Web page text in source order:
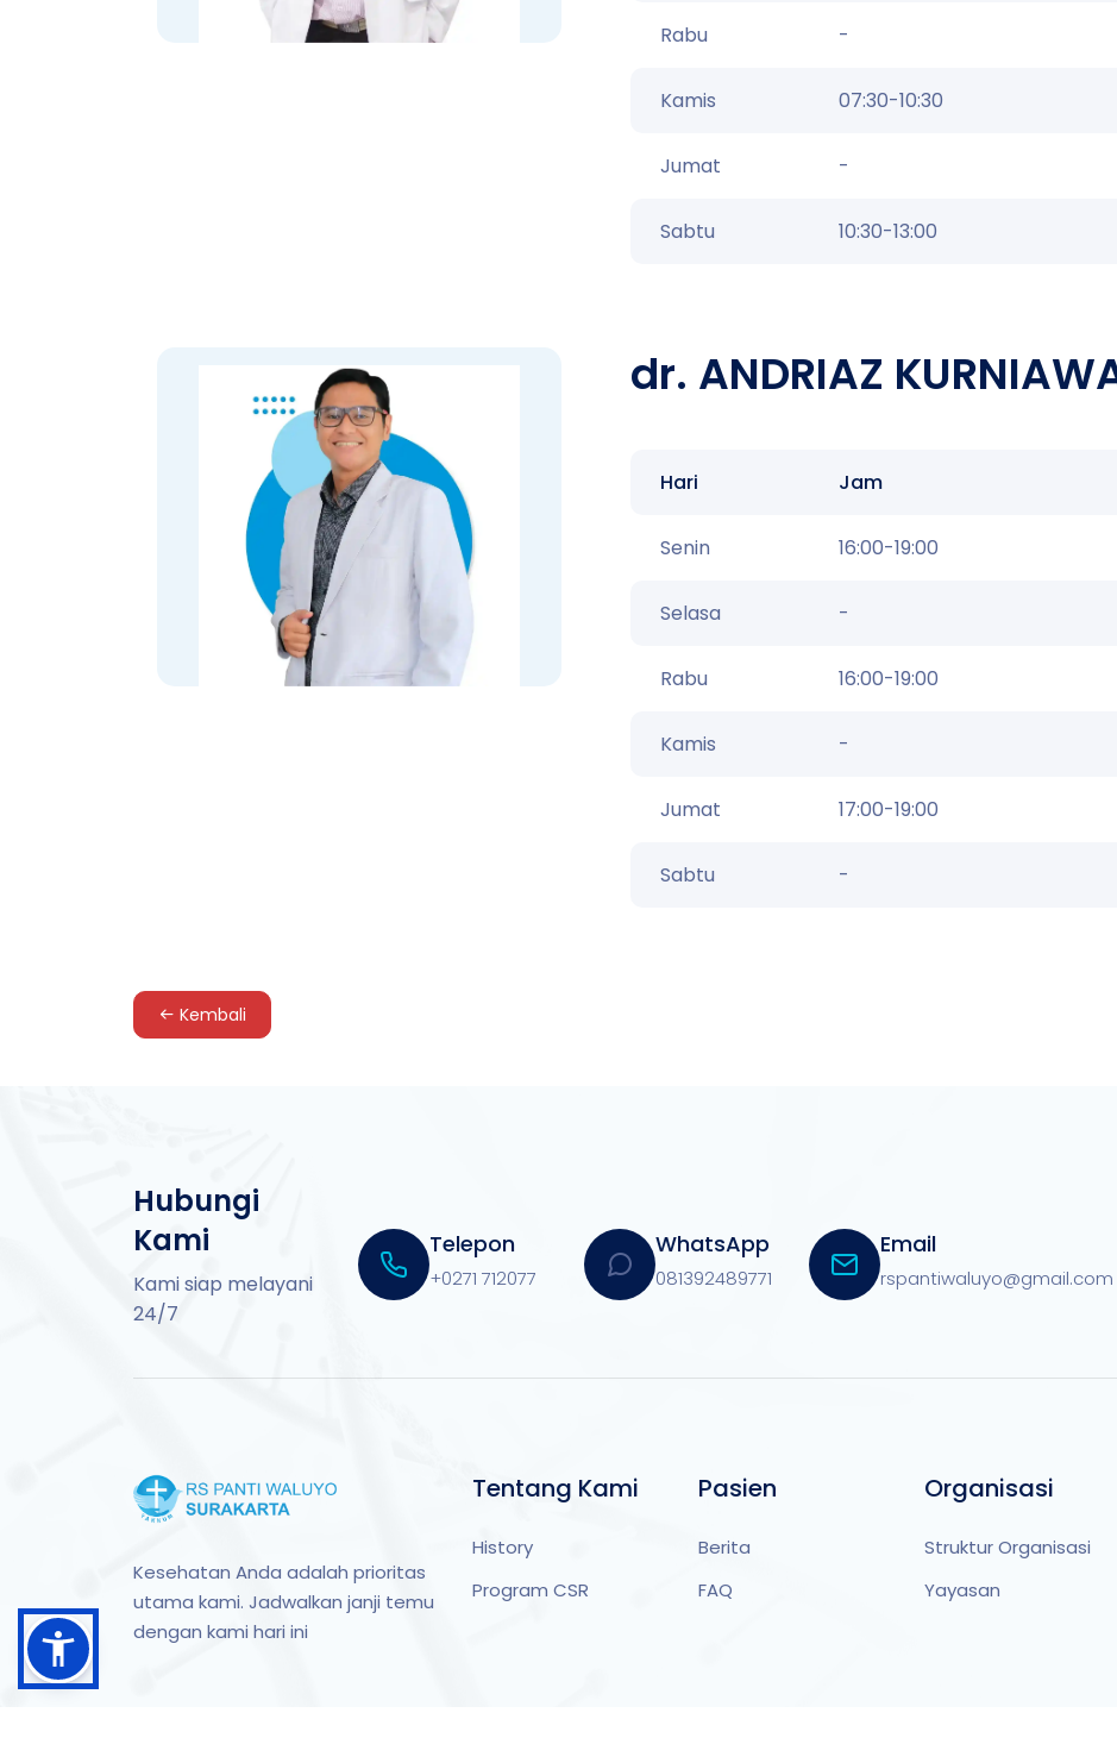
Rabu -
Kamis 07:30-10:30
Jumat -
Sabtu 10:30-13:00
dr. ANDRIAZ
Hari Jam
Senin 16:00-19:00
Selasa -
Rabu 16:00-19:00
Kamis -
Jumat 17:00-19:00
Sabtu -
Kembali
Hubungi
Kami
Kami siap melayani
24/7
Telepon
+0271 712077
WhatsApp
081392489771
Email
rspantiwaluyo@gmail.com
Kesehatan Anda adalah prioritas
utama kami. Jadwalkan janji temu
dengan kami hari ini
Tentang Kami
History
Program CSR
Pasien
Berita
FAQ
Organisasi
Struktur Organisasi
Yayasan